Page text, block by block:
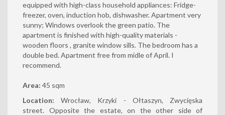
equipped with high-class household appliances: Fridge-
freezer, oven, induction hob, dishwasher. Apartment very
sunny; Windows overlook the green patio. The
apartment is finished with high-quality materials -
wooden floors , granite window sills. The bedroom has a
double bed. Apartment free from midle of April. I
recommend.
Area: 45 sqm
Location: Wrocław, Krzyki - Ołtaszyn, Zwycięska
street. Opposite the estate, on the other side of